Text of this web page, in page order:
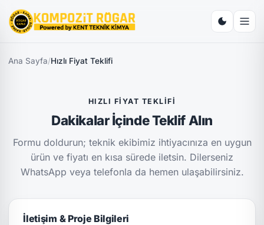
Ana Sayfa/Hızlı Fiyat Teklifi
HIZLI FIYAT TEKLIFI
Dakikalar İçinde Teklif Alın
Formu doldurun; teknik ekibimiz ihtiyacınıza en uygun
ürün ve fiyatı en kısa sürede iletsin. Dilerseniz
WhatsApp veya telefonla da hemen ulaşabilirsiniz.
İletişim & Proje Bilgileri